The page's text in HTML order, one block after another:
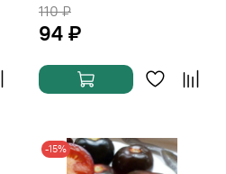
110 ₽
94 ₽
-15%